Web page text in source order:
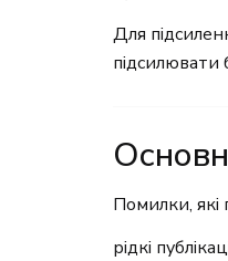
Для
підсилювати
Помилки, які
рідкі